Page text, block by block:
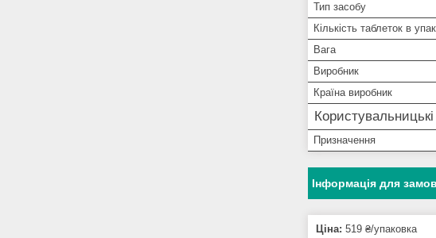
Тип засобу
Кількість таблеток в
Вага
Виробник
Країна виробник
Призначення
Інформація для
Ціна: 519 ₴/упаковка